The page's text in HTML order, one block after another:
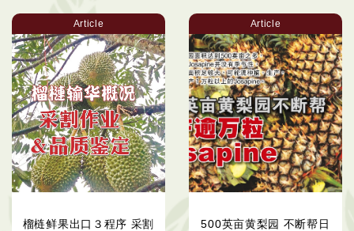
Article
榴梿鲜果出口３程序 采割
Article
500英亩黄梨园 不断帮日